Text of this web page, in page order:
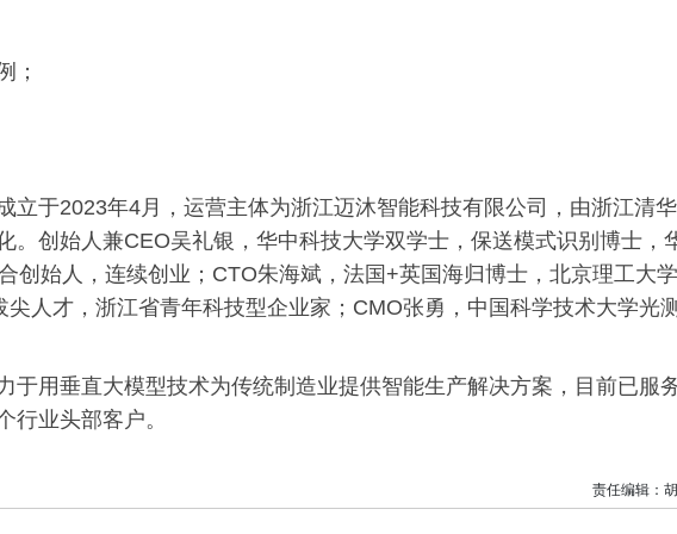
；
立于2023年4月，运营主体为浙江迈沐智能科技有限公司，由浙江清华
。创始人兼CEO吴礼银，华中科技大学双学士，保送模式识别博士，
创始人，连续创业；CTO朱海斌，法国+英国海归博士，北京理工大学
尖人才，浙江省青年科技型企业家；CMO张勇，中国科学技术大学光测
于用垂直大模型技术为传统制造业提供智能生产解决方案，目前已服
行业头部客户。
责任编辑：